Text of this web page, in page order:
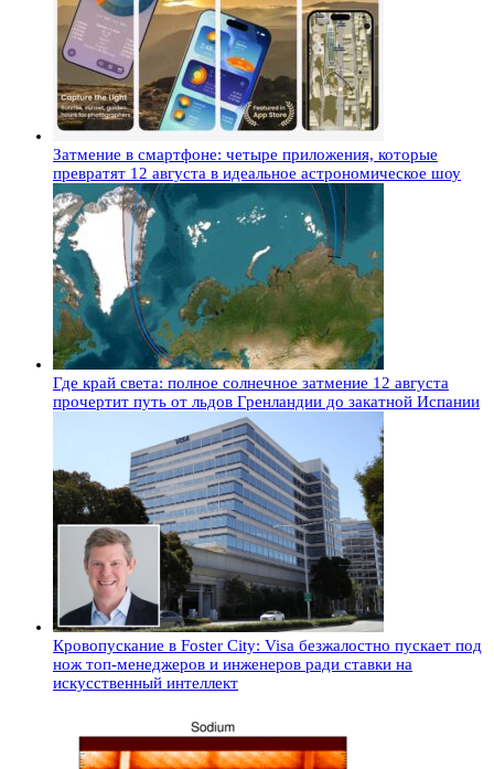
Затмение в смартфоне: четыре приложения, которые
превратят 12 августа в идеальное астрономическое шоу
Где край света: полное солнечное затмение 12 августа
прочертит путь от льдов Гренландии до закатной Испании
Кровопускание в Foster City: Visa безжалостно пускает под
нож топ-менеджеров и инженеров ради ставки на
искусственный интеллект